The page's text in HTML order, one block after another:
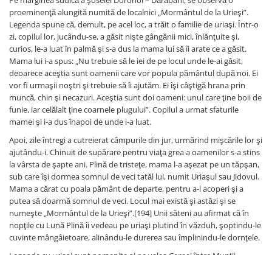
proeminenţă alungită numită de localnici „Mormântul de la Urieşi”.
Legenda spune că, demult, pe acel loc, a trăit o familie de uriaşi. Într-o
zi, copilul lor, jucându-se, a găsit nişte gângănii mici, înlănţuite şi,
curios, le-a luat în palmă şi s-a dus la mama lui să îi arate ce a găsit.
Mama lui i-a spus: „Nu trebuie să le iei de pe locul unde le-ai găsit,
deoarece aceştia sunt oamenii care vor popula pământul după noi. Ei
vor fi urmaşii noştri şi trebuie să îi ajutăm. Ei îşi câştigă hrana prin
muncă, chin şi necazuri. Aceştia sunt doi oameni: unul care ţine boii de
funie, iar celălalt ţine coarnele plugului”. Copilul a urmat sfaturile
mamei şi i-a dus înapoi de unde i-a luat.
Apoi, zile întregi a cutreierat câmpurile din jur, urmărind mişcările lor şi
ajutându-i. Chinuit de supărare pentru viaţa grea a oamenilor s-a stins
la vârsta de şapte ani. Plină de tristeţe, mama l-a aşezat pe un tăpşan,
sub care îşi dormea somnul de veci tatăl lui, numit Uriaşul sau Jidovul.
Mama a cărat cu poala pământ de departe, pentru a-l acoperi şi a
putea să doarmă somnul de veci. Locul mai există şi astăzi şi se
numeşte „Mormântul de la Urieşi”.[194] Unii săteni au afirmat că în
nopţile cu Lună Plină îi vedeau pe uriaşi plutind în văzduh, şoptindu-le
cuvinte mângâietoare, alinându-le durerea sau împlinindu-le dornţele.